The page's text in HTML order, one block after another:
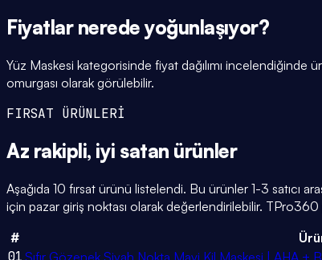
Fiyatlar nerede yoğunlaşıyor?
Yüz Maskesi kategorisinde fiyat dağılımı
omurgası olarak görülebilir.
FIRSAT ÜRÜNLERİ
Az rakipli, iyi satan ürünler
Aşağıda 10 fırsat ürünü listelendi. Bu ürünler 1-3 satıcı
için pazar giriş noktası olarak değerlendirilebilir.
#
01 Sıfır Gözenek Siyah Nokta Mavi Kil Maskesi | AHA +